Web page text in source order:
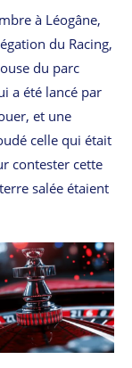
à Léogâne,
du Racing,
du parc
a été lancé par
et une
celle qui était
contester cette
salée étaient